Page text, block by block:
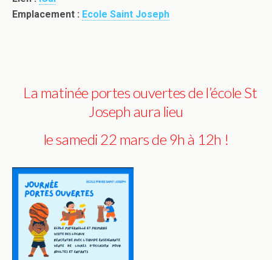
Emplacement : Ecole Saint Joseph
La matinée portes ouvertes de l’école St
Joseph aura lieu
le samedi 22 mars de 9h à 12h !